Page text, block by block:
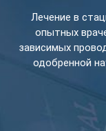
Лечение в
опытных
зависимых
одобренной